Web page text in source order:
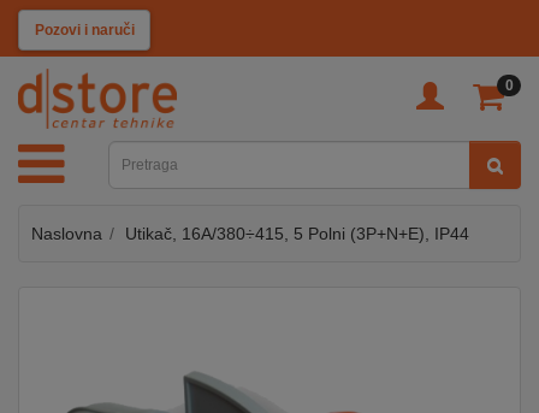
Pozovi i naruči
0
KATEGORIJE
TV
SAT
MOBILNI
Naslovna Utikač, 16A/380÷415, 5 Polni (3P+N+E), IP44